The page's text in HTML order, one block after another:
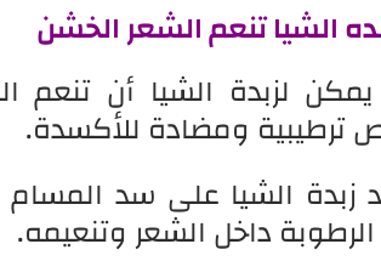
الشيا تنعم الشعر الخشن
لزبدة الشيا أن
ترطيبية ومضادة للأكسدة.
زبدة الشيا على سد
داخل الشعر وتنعيمه.